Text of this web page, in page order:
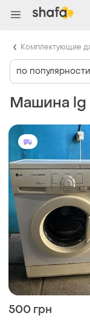
Машина lg
500 грн
по популярности
Комплектующие